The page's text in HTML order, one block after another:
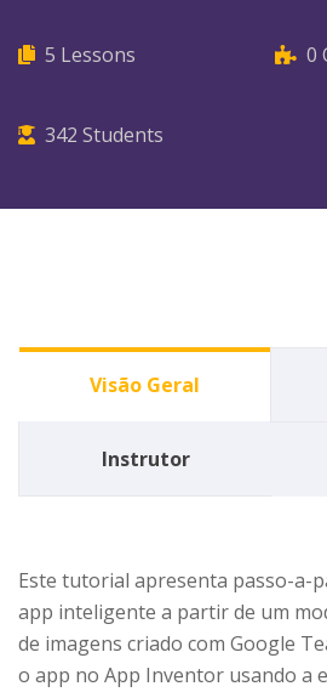
5 Lessons 0
342 Students
Visão Geral
Instrutor
Este tutorial apresenta passo-a-
app inteligente a partir de um
de imagens criado com Google
o app no App Inventor usando a